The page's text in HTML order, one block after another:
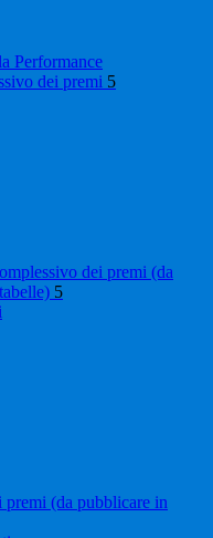
Performance
dei premi 5
dei premi (da
5
(da pubblicare in